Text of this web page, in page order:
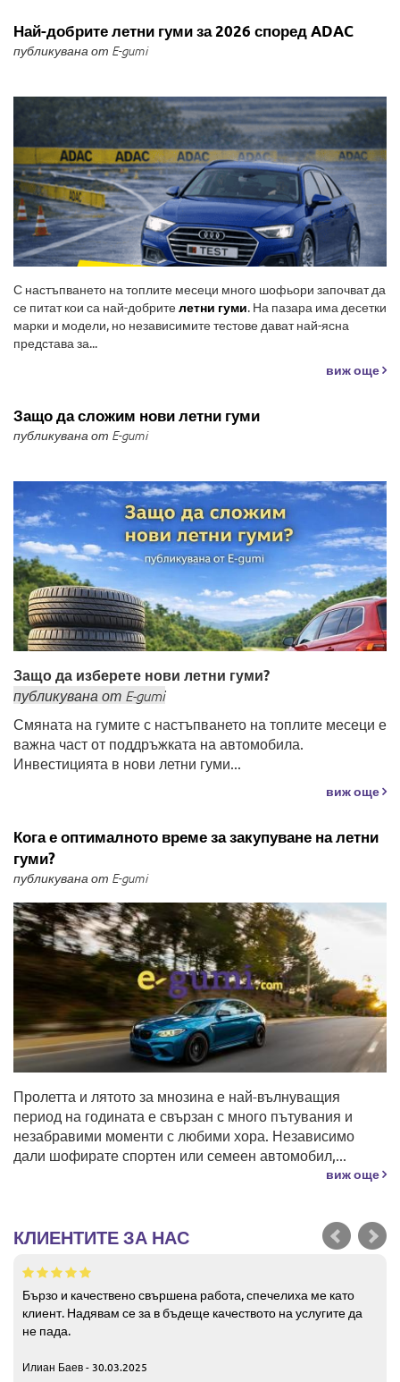
Най-добрите летни гуми за 2026 според ADAC
публикувана от E-gumi
С настъпването на топлите месеци много шофьори започват да
се питат кои са най-добрителетни гуми. На пазара има десетки
марки и модели, но независимите тестове дават най-ясна
представа за...
виж още
Защо да сложим нови летни гуми
публикувана от E-gumi
Защо да изберете нови летни гуми?
публикувана от E-gumi
Смяната на гумите с настъпването на топлите месеци е
важна част от поддръжката на автомобила.
Инвестицията в нови летни гуми...
виж още
Кога е оптималното време за закупуване на летни
гуми?
публикувана от E-gumi
Пролетта и лятото за мнозина е най-вълнуващия
период на годината е свързан с много пътувания и
незабравими моменти с любими хора. Независимо
дали шофирате спортен или семеен автомобил,...
виж още
КЛИЕНТИТЕ ЗА НАС
Бързо и качествено свършена работа, спечелиха ме като
клиент. Надявам се за в бъдеще качеството на услугите да
не пада.
Илиан Баев - 30.03.2025